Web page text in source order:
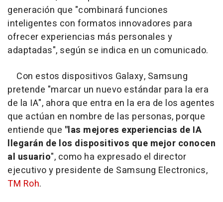
generación que "combinará funciones
inteligentes con formatos innovadores para
ofrecer experiencias más personales y
adaptadas", según se indica en un comunicado.
Con estos dispositivos Galaxy, Samsung
pretende "marcar un nuevo estándar para la era
de la IA", ahora que entra en la era de los agentes
que actúan en nombre de las personas, porque
entiende que "las mejores experiencias de IA
llegarán de los dispositivos que mejor conocen
al usuario", como ha expresado el director
ejecutivo y presidente de Samsung Electronics,
TM Roh.